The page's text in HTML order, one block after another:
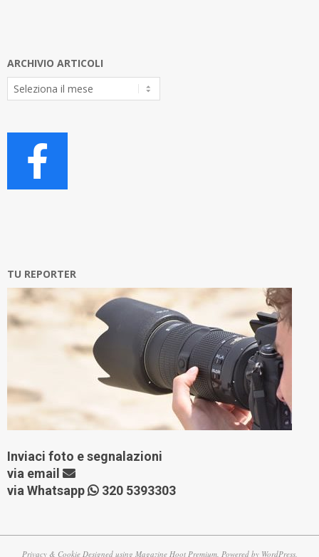
ARCHIVIO ARTICOLI
Archivio
Articoli
TU REPORTER
Inviaci foto e segnalazioni
via email
via Whatsapp
320 5393303
Privacy & CookieDesigned using Magazine Hoot Premium. Powered by WordPress.